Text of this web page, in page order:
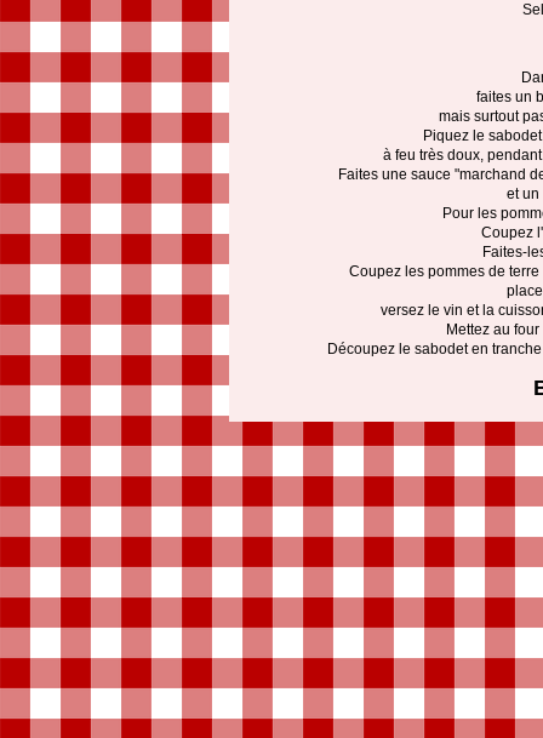
faites un
mais surtout
Piquez le
à feu très doux,
Faites une sauce "marchand
et un
Pour les
Coupez
Faites-
Coupez les pommes de
versez le vin et la
Mettez au
Découpez le sabodet en